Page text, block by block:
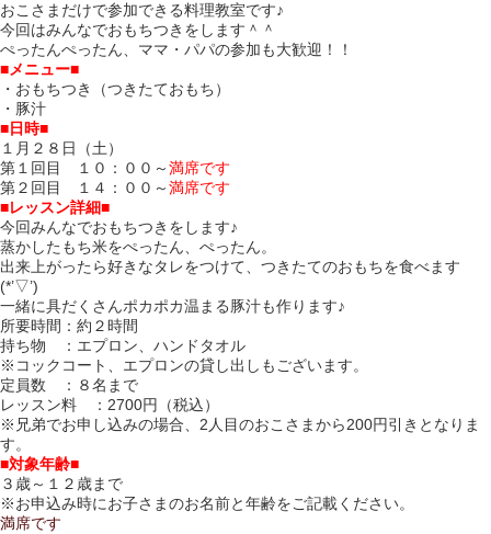
おこさまだけで参加できる料理教室です♪
今回はみんなでおもちつきをします＾＾
ぺったんぺったん、ママ・パパの参加も大歓迎！！
■メニュー■
・おもちつき（つきたておもち）
・豚汁
■日時■
１月２８日（土）
第１回目 １０：００～満席です
第２回目 １４：００～満席です
■レッスン詳細■
今回みんなでおもちつきをします♪
蒸かしたもち米をぺったん、ぺったん。
出来上がったら好きなタレをつけて、つきたてのおもちを食べます
(*’▽’)
一緒に具だくさんポカポカ温まる豚汁も作ります♪
所要時間：約２時間
持ち物 ：エプロン、ハンドタオル
※コックコート、エプロンの貸し出しもございます。
定員数 ：８名まで
レッスン料 ：2700円（税込）
※兄弟でお申し込みの場合、2人目のおこさまから200円引きとなりま
す。
■対象年齢■
３歳～１２歳まで
※お申込み時にお子さまのお名前と年齢をご記載ください。
満席です